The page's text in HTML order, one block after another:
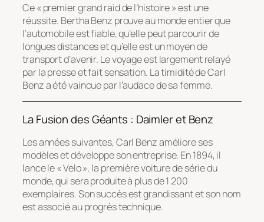
Ce « premier grand raid de l’histoire » est une
réussite. Bertha Benz prouve au monde entier que
l’automobile est fiable, qu’elle peut parcourir de
longues distances et qu’elle est un moyen de
transport d’avenir. Le voyage est largement relayé
par la presse et fait sensation. La timidité de Carl
Benz a été vaincue par l’audace de sa femme.
La Fusion des Géants : Daimler et Benz
Les années suivantes, Carl Benz améliore ses
modèles et développe son entreprise. En 1894, il
lance le « Velo », la première voiture de série du
monde, qui sera produite à plus de 1 200
exemplaires. Son succès est grandissant et son nom
est associé au progrès technique.